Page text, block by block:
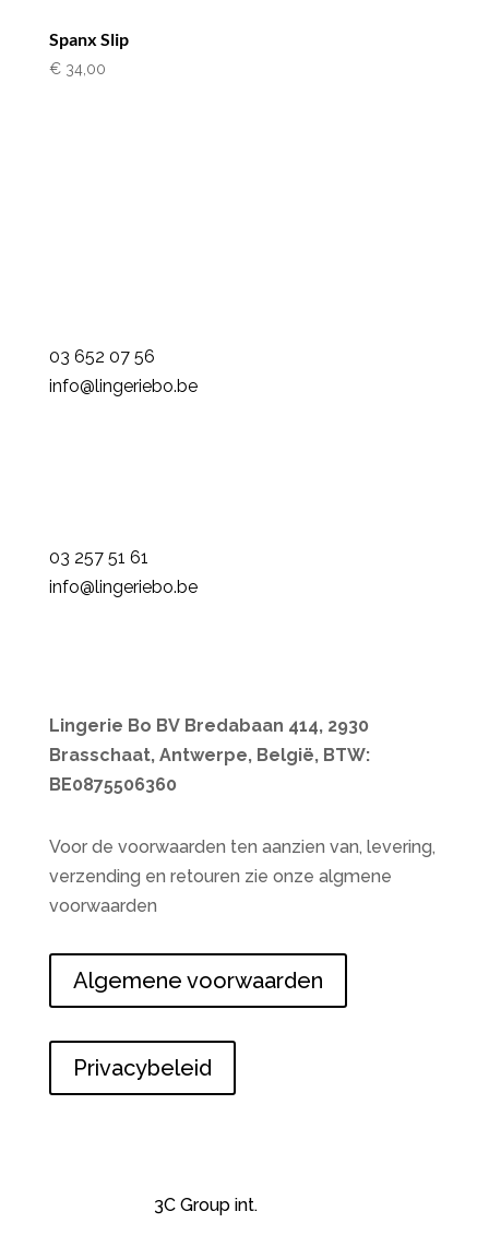
Spanx Slip
€34,00
03 652 07 56
info@lingeriebo.be
03 257 51 61
info@lingeriebo.be
Lingerie Bo BV Bredabaan 414, 2930
Brasschaat, Antwerpe, België, BTW:
BE0875506360
Voor de voorwaarden ten aanzien van, levering,
verzending en retouren zie onze algmene
voorwaarden
Algemene voorwaarden
Privacybeleid
3C Group int.